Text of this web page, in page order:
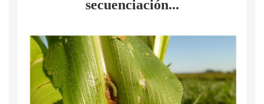
secuenciación...